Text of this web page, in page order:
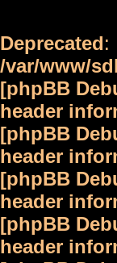
Deprecated:
/var/www/
[phpBB
header
[phpBB
header
[phpBB
header
[phpBB
header